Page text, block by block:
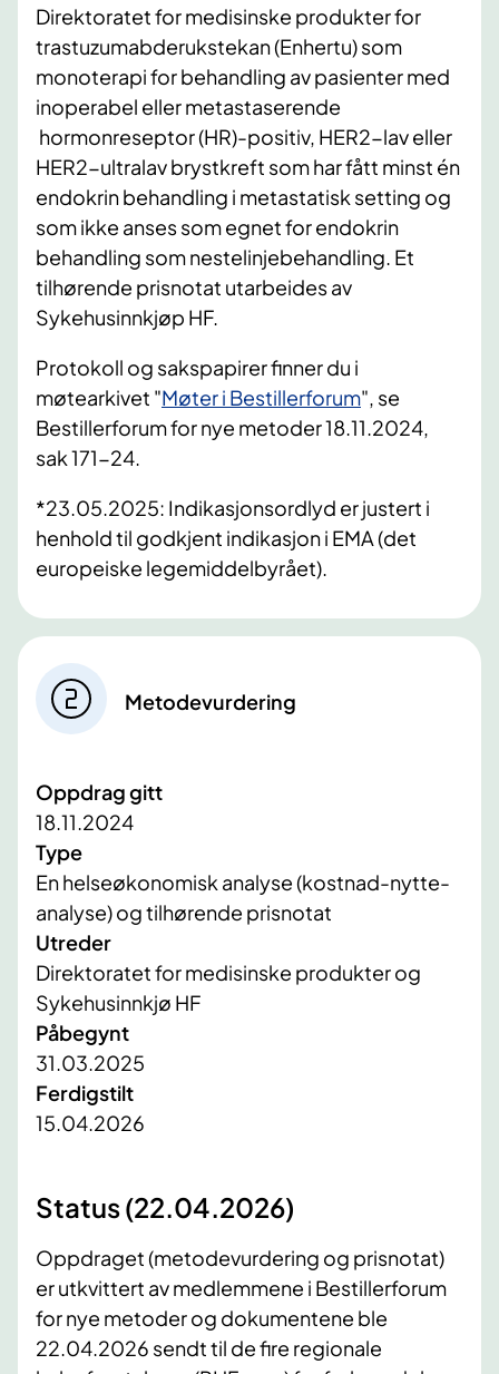
Direktoratet for medisinske produkter for
trastuzumabderukstekan (Enhertu) som
monoterapi for behandling av pasienter med
inoperabel eller metastaserende
hormonreseptor (HR)-positiv, HER2-lav eller
HER2-ultralav brystkreft som har fått minst én
endokrin behandling i metastatisk setting og
som ikke anses som egnet for endokrin
behandling som nestelinjebehandling. Et
tilhørende prisnotat utarbeides av
Sykehusinnkjøp HF.
Protokoll og sakspapirer finner du i
møtearkivet "Møter i Bestillerforum", se
Bestillerforum for nye metoder 18.11.2024,
sak 171-24.
*23.05.2025: Indikasjonsordlyd er justert i
henhold til godkjent indikasjon i EMA (det
europeiske legemiddelbyrået).
Metodevurdering
Oppdrag gitt
18.11.2024
Type
En helseøkonomisk analyse (kostnad-nytte-
analyse) og tilhørende prisnotat
Utreder
Direktoratet for medisinske produkter og
Sykehusinnkjø HF
Påbegynt
31.03.2025
Ferdigstilt
15.04.2026
Status (22.04.2026)
Oppdraget (metodevurdering og prisnotat)
er utkvittert av medlemmene i Bestillerforum
for nye metoder og dokumentene ble
22.04.2026 sendt til de fire regionale